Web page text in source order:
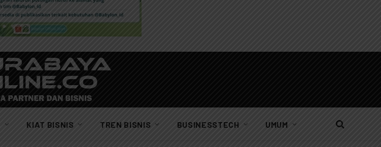
KIAT BISNIS TREN BISNIS BUSINESSTECH UMUM